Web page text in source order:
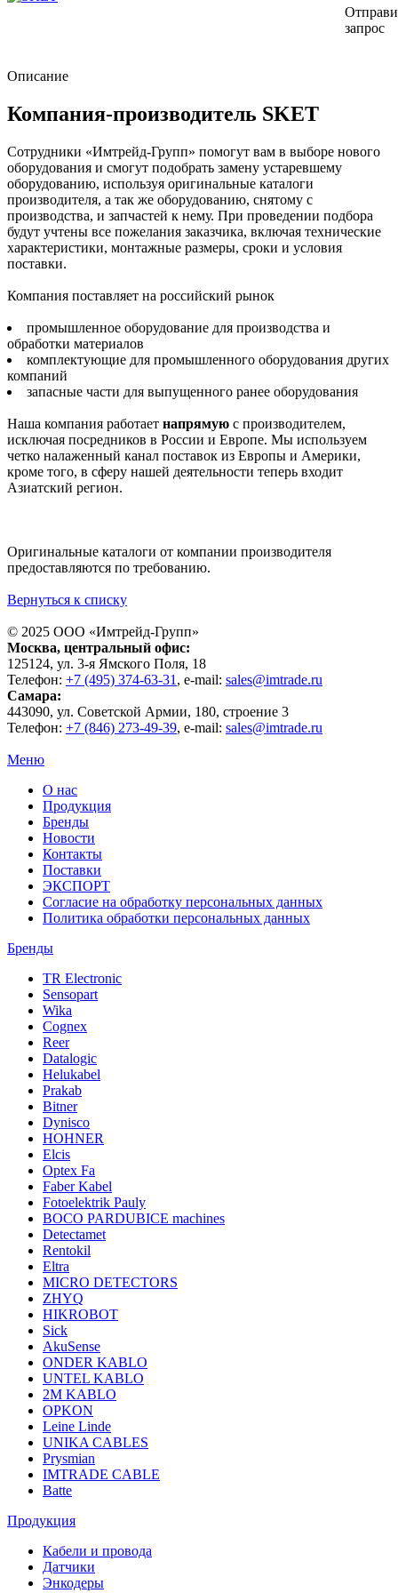
запрос
Описание
Компания-производитель SKET
Сотрудники «Имтрейд-Групп» помогут вам в выборе нового
оборудования и смогут подобрать замену устаревшему
оборудованию, используя оригинальные каталоги
производителя, а так же оборудованию, снятому с
производства, и запчастей к нему. При проведении подбора
будут учтены все пожелания заказчика, включая технические
характеристики, монтажные размеры, сроки и условия
поставки.
Компания поставляет на российский рынок
промышленное оборудование для производства и
обработки материалов
комплектующие для промышленного оборудования других
компаний
запасные части для выпущенного ранее оборудования
Наша компания работает напрямую с производителем,
исключая посредников в России и Европе. Мы используем
четко налаженный канал поставок из Европы и Америки,
кроме того, в сферу нашей деятельности теперь входит
Азиатский регион.
Оригинальные каталоги от компании производителя
предоставляются по требованию.
Вернуться к списку
© 2025 ООО «Имтрейд-Групп»
Москва, центральный офис:
125124, ул. 3-я Ямского Поля, 18
Телефон: +7 (495) 374-63-31 , e-mail: sales@imtrade.ru
Самара:
443090, ул. Советской Армии, 180, строение 3
Телефон: +7 (846) 273-49-39, e-mail: sales@imtrade.ru
Меню
О нас
Продукция
Бренды
Новости
Контакты
Поставки
ЭКСПОРТ
Согласие на обработку персональных данных
Политика обработки персональных данных
Бренды
TR Electronic
Sensopart
Wika
Cognex
Reer
Datalogic
Helukabel
Prakab
Bitner
Dynisco
HOHNER
Elcis
Optex Fa
Faber Kabel
Fotoelektrik Pauly
BOCO PARDUBICE machines
Detectamet
Rentokil
Eltra
MICRO DETECTORS
ZHYQ
HIKROBOT
Sick
AkuSense
ONDER KABLO
UNTEL KABLO
2M KABLO
OPKON
Leine Linde
UNIKA CABLES
Prysmian
IMTRADE CABLE
Batte
Продукция
Кабели и провода
Датчики
Энкодеры